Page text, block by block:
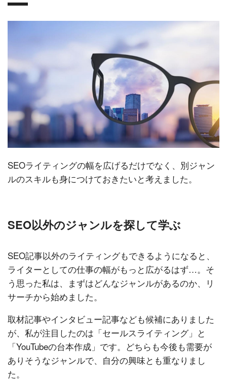
SEOライティングの幅を広げるだけでなく、別ジャン
ルのスキルも身につけておきたいと考えました。
SEO以外のジャンルを探して学ぶ
SEO記事以外のライティングもできるようになると、
ライターとしての仕事の幅がもっと広がるはず…。そ
う思った私は、まずはどんなジャンルがあるのか、リ
サーチから始めました。
取材記事やインタビュー記事なども候補にありました
が、私が注目したのは「セールスライティング」と
「YouTubeの台本作成」です。どちらも今後も需要が
ありそうなジャンルで、自分の興味とも重なりまし
た。